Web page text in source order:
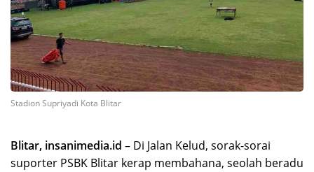
Stadion Supriyadi Kota Blitar
Blitar, insanimedia.id – Di Jalan Kelud, sorak-sorai
suporter PSBK Blitar kerap membahana, seolah beradu